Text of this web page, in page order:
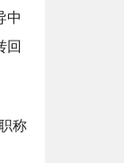
中
回
称